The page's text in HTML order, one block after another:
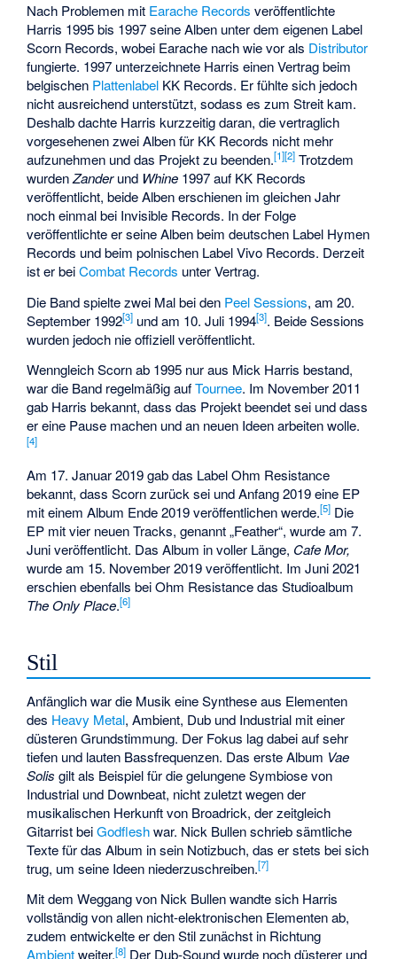
Nach Problemen mit Earache Records veröffentlichte
Harris 1995 bis 1997 seine Alben unter dem eigenen Label
Scorn Records, wobei Earache nach wie vor als Distributor
fungierte. 1997 unterzeichnete Harris einen Vertrag beim
belgischen Plattenlabel KK Records. Er fühlte sich jedoch
nicht ausreichend unterstützt, sodass es zum Streit kam.
Deshalb dachte Harris kurzzeitig daran, die vertraglich
vorgesehenen zwei Alben für KK Records nicht mehr
aufzunehmen und das Projekt zu beenden.[1][2] Trotzdem
wurdenZanderund Whine 1997 auf KK Records
veröffentlicht, beide Alben erschienen im gleichen Jahr
noch einmal bei Invisible Records. In der Folge
veröffentlichte er seine Alben beim deutschen Label Hymen
Records und beim polnischen Label Vivo Records. Derzeit
ist er beiCombat Records unter Vertrag.
Die Band spielte zwei Mal bei den Peel Sessions, am 20.
September 1992[3] und am 10. Juli 1994[3]. Beide Sessions
wurden jedoch nie offiziell veröffentlicht.
Wenngleich Scorn ab 1995 nur aus Mick Harris bestand,
war die Band regelmäßig aufTournee. Im November 2011
gab Harris bekannt, dass das Projekt beendet sei und dass
er eine Pause machen und an neuen Ideen arbeiten wolle.
[4]
Am 17. Januar 2019 gab das Label Ohm Resistance
bekannt, dass Scorn zurück sei und Anfang 2019 eine EP
mit einem Album Ende 2019 veröffentlichen werde.[5] Die
EP mit vier neuen Tracks, genannt „Feather“, wurde am 7.
Juni veröffentlicht. Das Album in voller Länge, Cafe Mor,
wurde am 15. November 2019 veröffentlicht. Im Juni 2021
erschien ebenfalls bei Ohm Resistance das Studioalbum
The Only Place.[6]
Stil
Anfänglich war die Musik eine Synthese aus Elementen
des Heavy Metal, Ambient, Dub und Industrial mit einer
düsteren Grundstimmung. Der Fokus lag dabei auf sehr
tiefen und lauten Bassfrequenzen. Das erste Album Vae
Solis gilt als Beispiel für die gelungene Symbiose von
Industrial und Downbeat, nicht zuletzt wegen der
musikalischen Herkunft von Broadrick, der zeitgleich
Gitarrist beiGodfleshwar. Nick Bullen schrieb sämtliche
Texte für das Album in sein Notizbuch, das er stets bei sich
trug, um seine Ideen niederzuschreiben.[7]
Mit dem Weggang von Nick Bullen wandte sich Harris
vollständig von allen nicht-elektronischen Elementen ab,
zudem entwickelte er den Stil zunächst in Richtung
Ambientweiter.[8] Der Dub-Sound wurde noch düsterer und